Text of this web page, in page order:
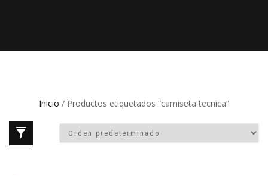
Inicio / Productos etiquetados “camiseta tecnica”